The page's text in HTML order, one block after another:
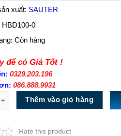
xuất: SAUTER
HBD100-0
Còn hàng
để có Giá Tốt !
0329.203.196
086.888.9931
Thêm vào giỏ hàng
Rate this product